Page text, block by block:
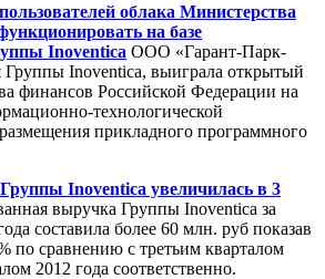
облака Министерства
на базе
Inoventica ООО «Гарант-Парк-
Группы Inoventica, выиграла открытый
финансов Российской Федерации на
технологической
прикладного программного
Inoventica увеличилась в 3
выручка Группы Inoventica за
составила более 60 млн. руб показав
по сравнению с третьим кварталом
2012 года соответственно.